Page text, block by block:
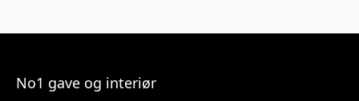
No1 gave og interiør